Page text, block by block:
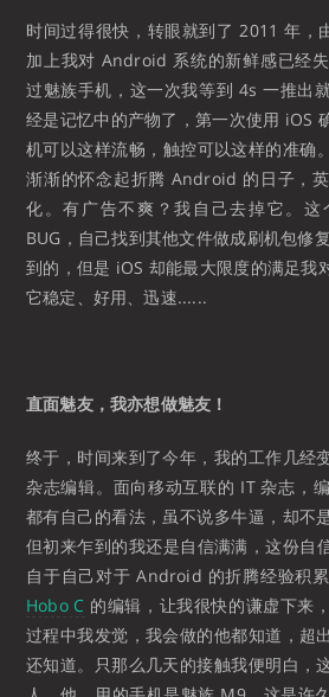
时间过得很快，转眼就到了 2011 年，
加上我对 Android 系统的新鲜感已经
过魅族手机，这一次我等到 4s 一推出
经是记忆中的产物了，第一次使用 iOS
机可以这样流畅，触控可以这样的准确
渐渐的怀念起折腾 Android 的日子，
化。有广告不爽？我自己去掉它。
BUG，自己找到其他文件做成刷机包修
到的，但是 iOS 却能最大限度的满足我
它稳定、好用、迅速......
直面魅友，我亦想做魅友！
终于，时间来到了今年，我的工作几经
杂志编辑。面向移动互联的 IT 杂志，
都有自己的看法，虽不说多牛逼，却不
但初来乍到的我还是自信满满，这份自
自于自己对于 Android 的折腾经验积
Hobo C 的编辑，让我很快的谦虚下来
过程中我发觉，我会做的他都知道，超
还知道。只那么几天的接触我便明白，